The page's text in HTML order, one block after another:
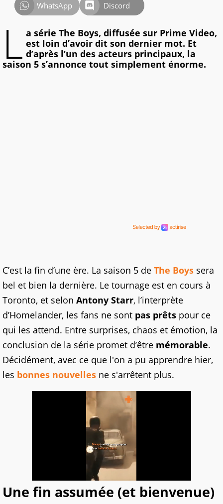
WhatsApp
Discord
L a série The Boys, diffusée sur Prime Video,
est loin d’avoir dit son dernier mot. Et
d’après l’un des acteurs principaux, la
saison 5 s’annonce tout simplement énorme.
C’est la fin d’une ère. La saison 5 de The Boys sera
bel et bien la dernière. Le tournage est en cours à
Toronto, et selon Antony Starr, l’interprète
d’Homelander, les fans ne sont pas prêts pour ce
qui les attend. Entre surprises, chaos et émotion, la
conclusion de la série promet d’être mémorable.
Décidément, avec ce que l'on a pu apprendre hier,
les bonnes nouvelles ne s'arrêtent plus.
Une fin assumée (et bienvenue)